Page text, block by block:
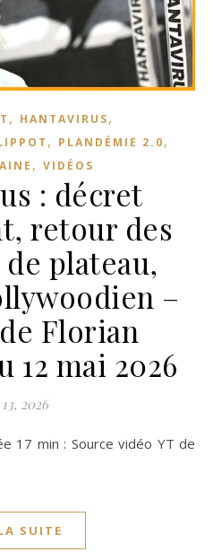
, HANTAVIRUS,
, PLANDÉMIE 2.0,
, VIDÉOS
: décret
retour des
plateau,
–
Florian
12 mai 2026
2026
SUITE